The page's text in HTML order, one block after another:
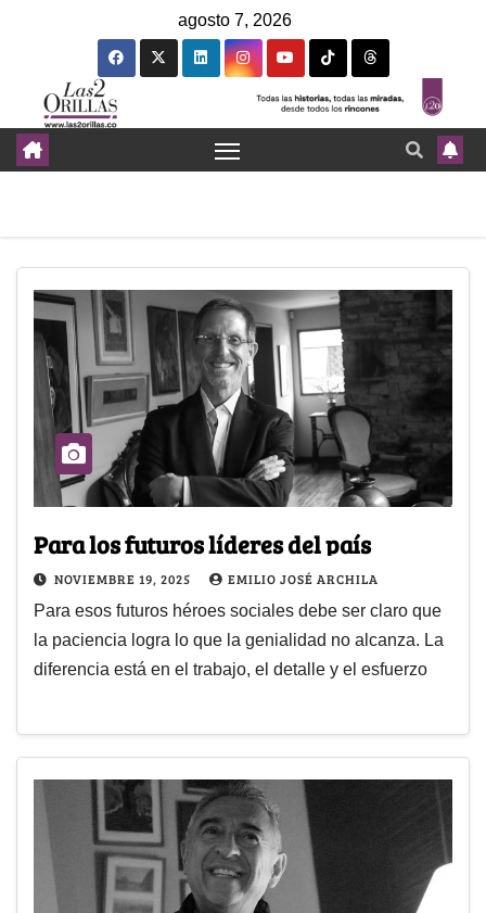
agosto 7, 2026
Para los futuros líderes del país
NOVIEMBRE 19, 2025 EMILIO JOSÉ ARCHILA
Para esos futuros héroes sociales debe ser claro que
la paciencia logra lo que la genialidad no alcanza. La
diferencia está en el trabajo, el detalle y el esfuerzo